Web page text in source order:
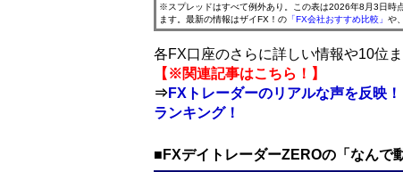
※スプレッドはすべて例外あり。この表は2026年8月3日時
ます。最新の情報はザイFX！の 「FX会社おすすめ比較」 や
各FX口座のさらに詳しい情報や10位
【※関連記事はこちら！】
⇒FXトレーダーのリアルな声を反映
ランキング！
■FXデイトレーダーZEROの「なんで